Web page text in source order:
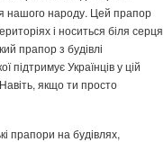
нашого народу. Цей прапор
і носиться біля серця
прапор з будівлі
підтримує Українців у цій
якщо ти просто
прапори на будівлях,